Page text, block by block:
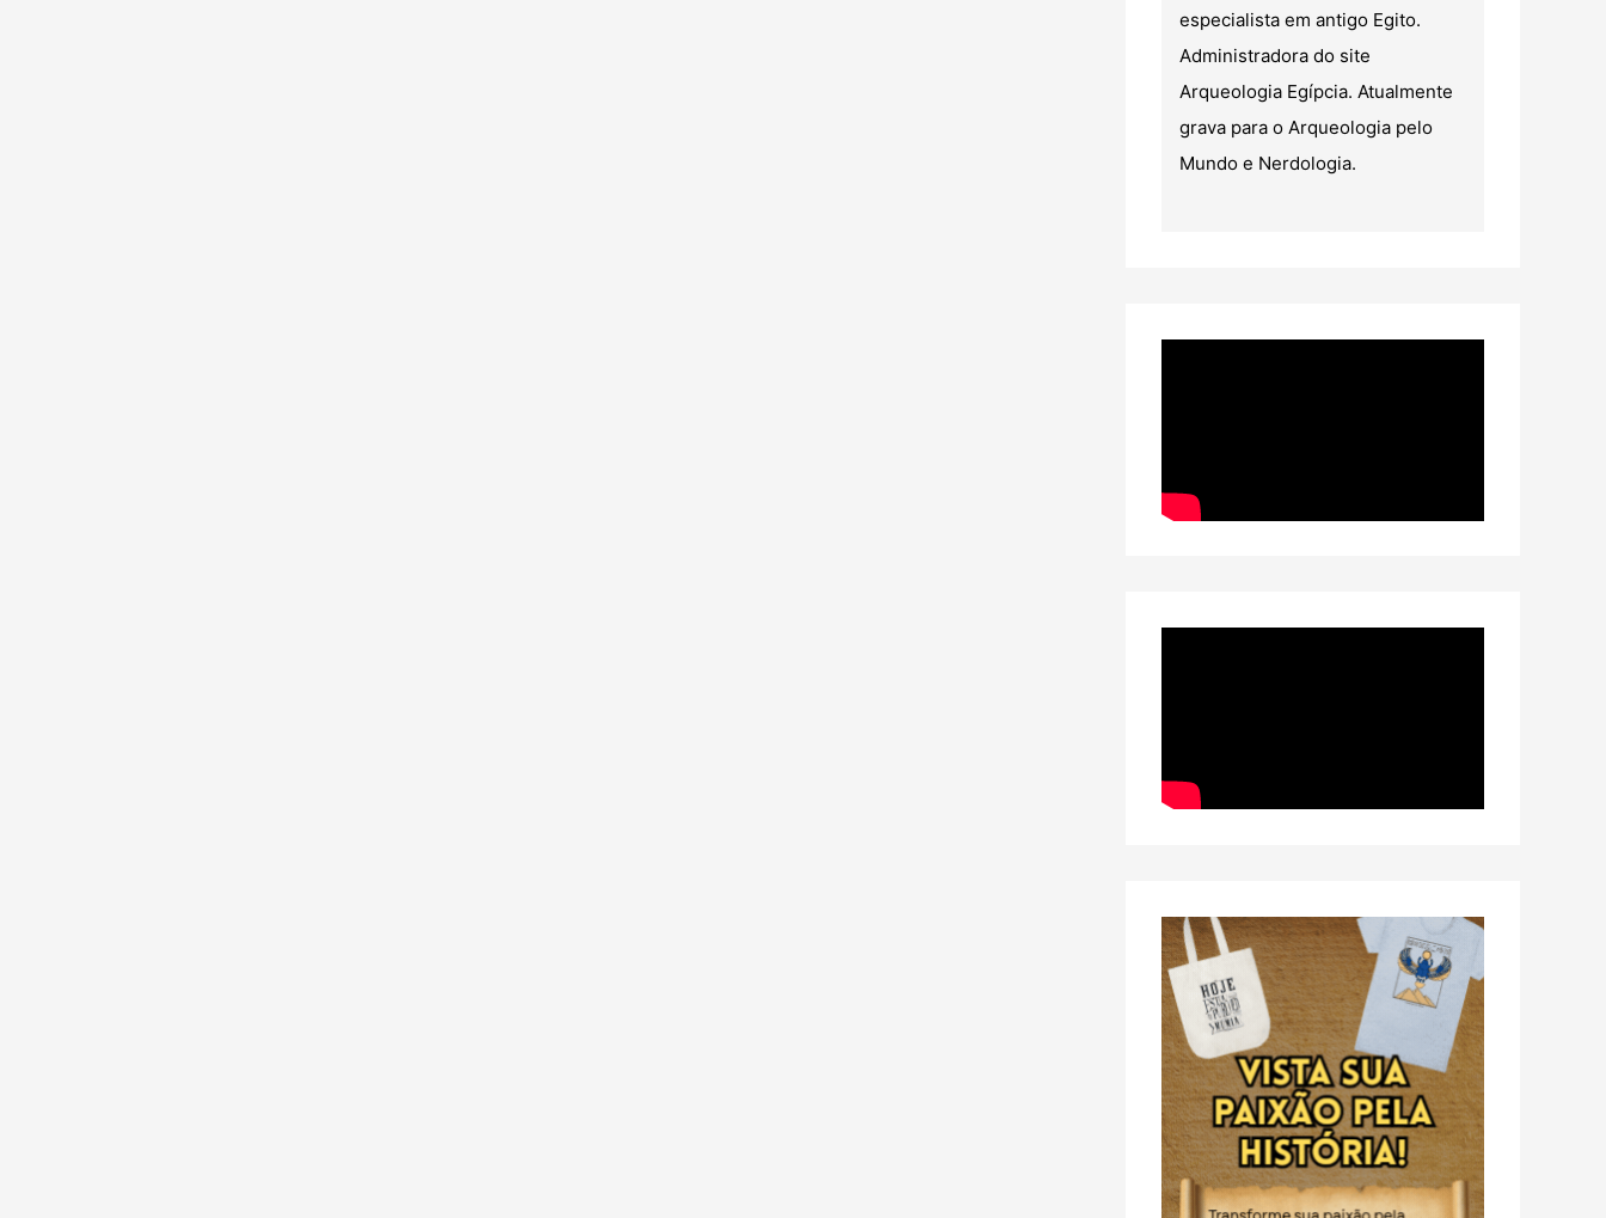
especialista em antigo Egito.
Administradora do site
Arqueologia Egípcia. Atualmente
grava para o Arqueologia pelo
Mundo e Nerdologia.